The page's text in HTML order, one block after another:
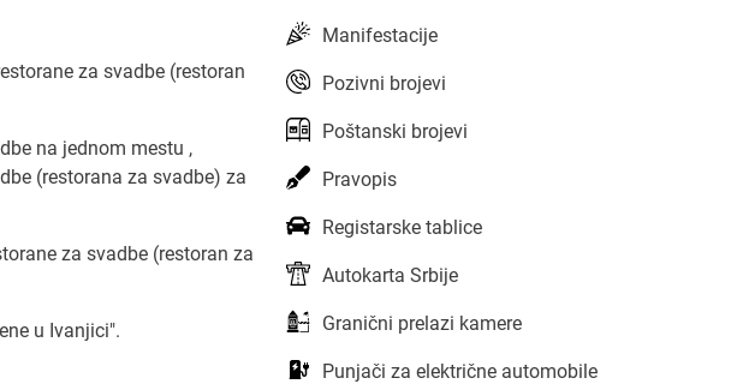
za svadbe (restoran
na jednom mestu ,
(restorana za svadbe) za
za svadbe (restoran za
u Ivanjici".
Manifestacije
Pozivni brojevi
Poštanski brojevi
Pravopis
Registarske tablice
Autokarta Srbije
Granični prelazi kamere
Punjači za električne automobile